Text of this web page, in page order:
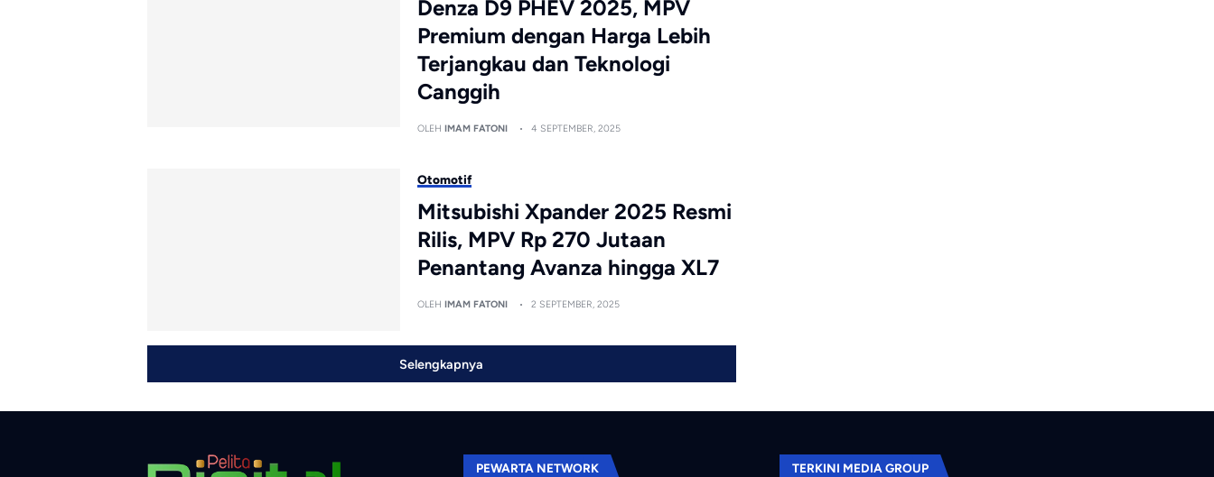
Denza D9 PHEV 2025, MPV
Premium dengan Harga Lebih
Terjangkau dan Teknologi
Canggih
OLEH IMAM FATONI 4 SEPTEMBER, 2025
Otomotif
Mitsubishi Xpander 2025 Resmi
Rilis, MPV Rp 270 Jutaan
Penantang Avanza hingga XL7
OLEH IMAM FATONI 2 SEPTEMBER, 2025
Selengkapnya
PEWARTA NETWORK TERKINI MEDIA GROUP